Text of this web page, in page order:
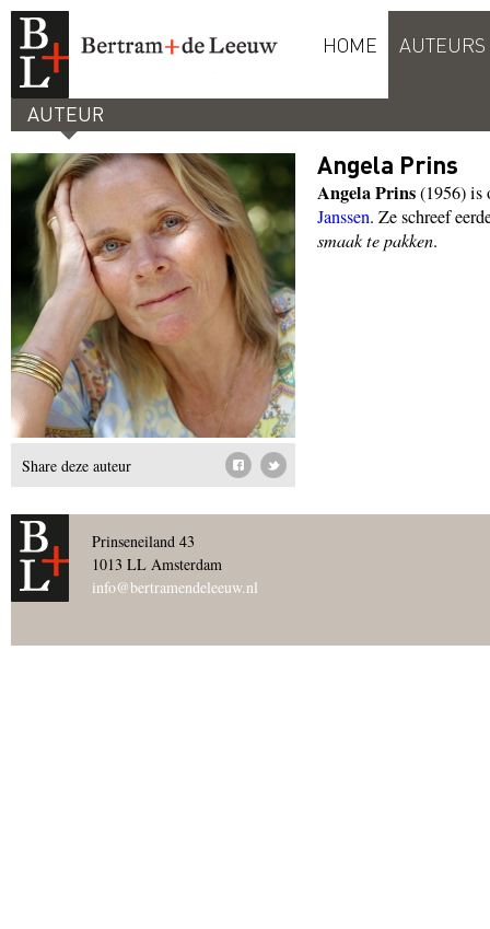
HOME AUTEURS
AUTEUR
Share deze auteur
Angela Prins
Angela Prins(1956) is
Janssen. Ze schreef
smaak te pakken.
Prinseneiland 43
1013 LL Amsterdam
info@bertramendeleeuw.nl